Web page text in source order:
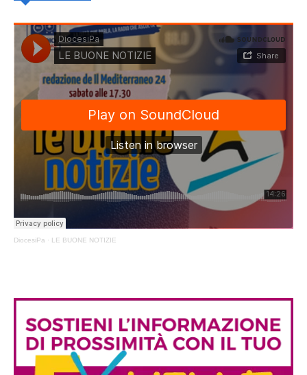
DiocesiPa · LE BUONE NOTIZIE